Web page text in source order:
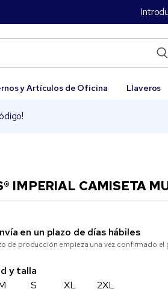
y Artículos de Oficina Llaveros
IMPERIAL CAMISETA
en un plazo de días hábiles
de producción empieza una vez confirmado
y talla
S XL 2XL